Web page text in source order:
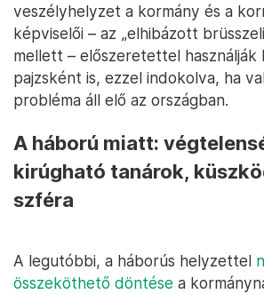
veszélyhelyzet a kormány és a
képviselői – az „elhibázott
mellett – előszeretettel használják
pajzsként is, ezzel indokolva, ha
probléma áll elő az országban.
A háború miatt:
kirúgható tanárok,
szféra
A legutóbbi, a háborús helyzettel
összeköthető döntése a